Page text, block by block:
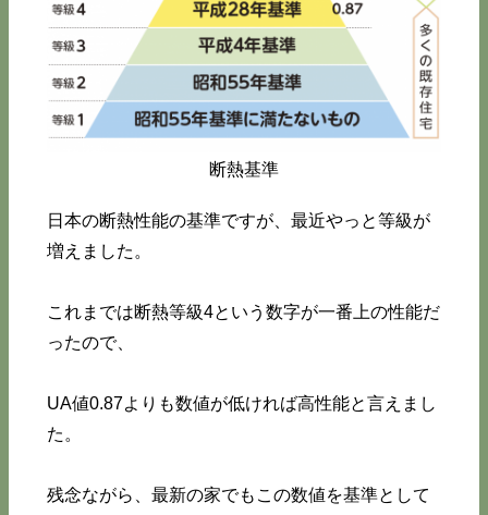
断熱基準
日本の断熱性能の基準ですが、最近やっと等級が
増えました。
これまでは断熱等級4という数字が一番上の性能だ
ったので、
UA値0.87よりも数値が低ければ高性能と言えまし
た。
残念ながら、最新の家でもこの数値を基準として